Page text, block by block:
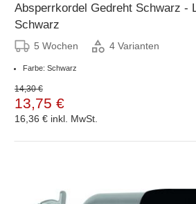
Absperrkordel Gedreht Schwarz -
Schwarz
5 Wochen 4 Varianten
Farbe: Schwarz
14,30 €
13,75 €
16,36 € inkl. MwSt.